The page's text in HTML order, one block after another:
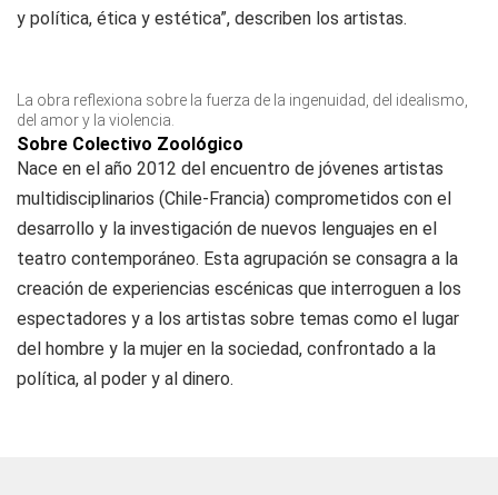
y política, ética y estética”, describen los artistas.
La obra reflexiona sobre la fuerza de la ingenuidad, del idealismo,
del amor y la violencia.
Sobre Colectivo Zoológico
Nace en el año 2012 del encuentro de jóvenes artistas
multidisciplinarios (Chile-Francia) comprometidos con el
desarrollo y la investigación de nuevos lenguajes en el
teatro contemporáneo. Esta agrupación se consagra a la
creación de experiencias escénicas que interroguen a los
espectadores y a los artistas sobre temas como el lugar
del hombre y la mujer en la sociedad, confrontado a la
política, al poder y al dinero.